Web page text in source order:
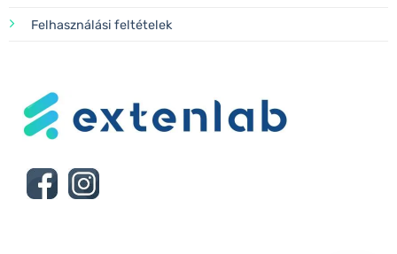
Felhasználási feltételek